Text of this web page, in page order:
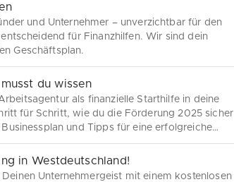
und Unternehmer – unverzichtbar für den
für Finanzhilfen. Wir sind dein
Geschäftsplan.
du wissen
als finanzielle Starthilfe in deine
für Schritt, wie du die Förderung 2025 sicher
und Tipps für eine erfolgreiche
in Westdeutschland!
Unternehmergeist mit einem kostenlosen